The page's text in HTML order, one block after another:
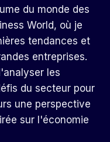
du monde des
World, où je
tendances et
entreprises.
les
du secteur pour
une perspective
sur l'économie